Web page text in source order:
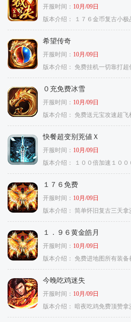
开服时间： 10月/09日
版本介绍：
１７６金币复古小
希望传奇
开服时间： 10月/09日
版本介绍： 免费挂机一切靠打超
０充免费冰雪
开服时间： 10月/09日
版本介绍： 免费送元宝攻速超飞
快餐超变别茺値Ｘ
开服时间： 10月/09日
版本介绍：
１００倍加速１０００
１７６免费
开服时间： 10月/09日
版本介绍： 简单怀旧复古三天拿
１．９６黄金皓月
开服时间： 10月/09日
版本介绍： 免费进地图所有装备
今晚吃鸡迷失
开服时间： 10月/09日
版本介绍：
暗夜吃鸡免费顶赞拿